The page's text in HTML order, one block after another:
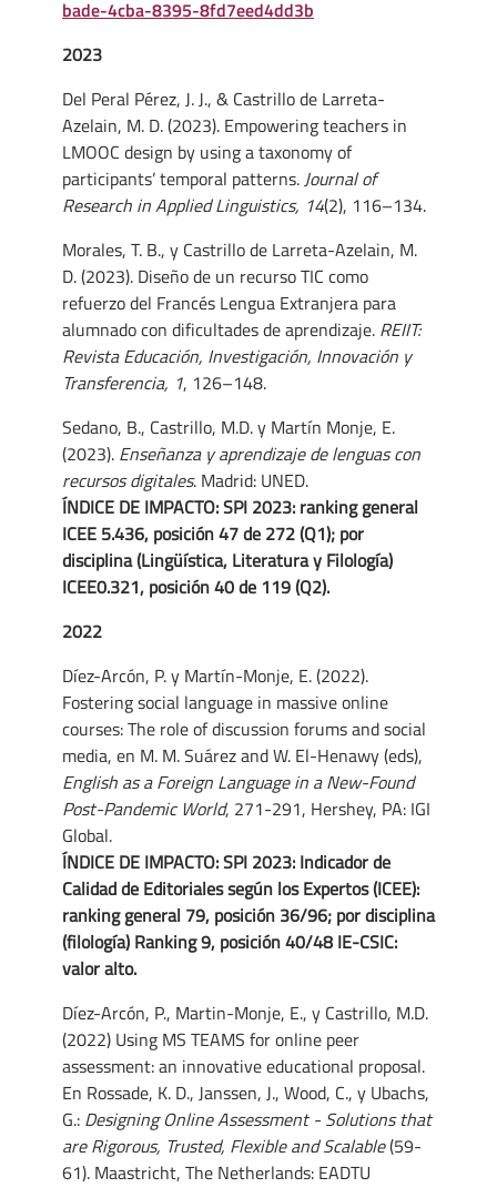
bade-4cba-8395-8fd7eed4dd3b
2023
Del Peral Pérez, J. J., & Castrillo de Larreta-
Azelain, M. D. (2023). Empowering teachers in
LMOOC design by using a taxonomy of
participants’ temporal patterns. Journal of
Research in Applied Linguistics, 14(2), 116–134.
Morales, T. B., y Castrillo de Larreta-Azelain, M.
D. (2023). Diseño de un recurso TIC como
refuerzo del Francés Lengua Extranjera para
alumnado con dificultades de aprendizaje. REIIT:
Revista Educación, Investigación, Innovación y
Transferencia, 1, 126–148.
Sedano, B., Castrillo, M.D. y Martín Monje, E.
(2023). Enseñanza y aprendizaje de lenguas con
recursos digitales. Madrid: UNED.
ÍNDICE DE IMPACTO:SPI 2023: ranking general
ICEE 5.436, posición 47 de 272 (Q1); por
disciplina (Lingüística, Literatura y Filología)
ICEE0.321, posición 40 de 119 (Q2).
2022
Díez-Arcón, P. y Martín-Monje, E. (2022).
Fostering social language in massive online
courses: The role of discussion forums and social
media, en M. M. Suárez and W. El-Henawy (eds),
English as a Foreign Language in a New-Found
Post-Pandemic World, 271-291, Hershey, PA: IGI
Global.
ÍNDICE DE IMPACTO:SPI 2023: Indicador de
Calidad de Editoriales según los Expertos (ICEE):
ranking general 79, posición 36/96; por disciplina
(filología) Ranking 9, posición 40/48 IE-CSIC:
valor alto.
Díez-Arcón, P., Martin-Monje, E., y Castrillo, M.D.
(2022) Using MS TEAMS for online peer
assessment: an innovative educational proposal.
En Rossade, K. D., Janssen, J., Wood, C., y Ubachs,
G.: Designing Online Assessment - Solutions that
are Rigorous, Trusted, Flexible and Scalable(59-
61). Maastricht, The Netherlands: EADTU